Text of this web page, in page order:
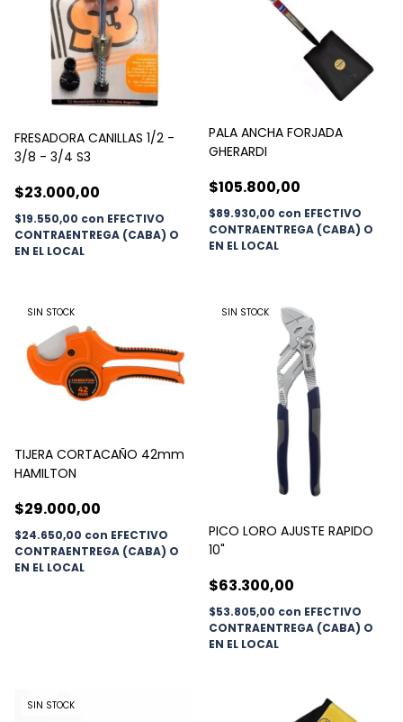
FRESADORA CANILLAS 1/2 -
3/8 - 3/4 S3
$23.000,00
$19.550,00 con EFECTIVO
CONTRAENTREGA (CABA) O
EN EL LOCAL
PALA ANCHA FORJADA
GHERARDI
$105.800,00
$89.930,00 con EFECTIVO
CONTRAENTREGA (CABA) O
EN EL LOCAL
SIN STOCK
TIJERA CORTACAÑO 42mm
HAMILTON
$29.000,00
$24.650,00 con EFECTIVO
CONTRAENTREGA (CABA) O
EN EL LOCAL
SIN STOCK
PICO LORO AJUSTE RAPIDO
10"
$63.300,00
$53.805,00 con EFECTIVO
CONTRAENTREGA (CABA) O
EN EL LOCAL
SIN STOCK